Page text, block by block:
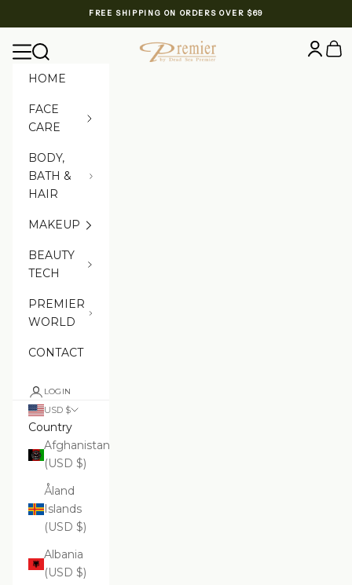
FREE SHIPPING ON ORDERS OVER $69
Premier Dead Sea International Website
Navigation menu
Search Login
Cart
HOME
FACE
CARE
BODY,
BATH &
HAIR
MAKEUP
BEAUTY
TECH
PREMIER
WORLD
CONTACT
LOGIN
USD $
Country
Afghanistan
(USD $)
Åland
Islands
(USD $)
Albania
(USD $)